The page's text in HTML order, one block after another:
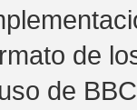
de
de